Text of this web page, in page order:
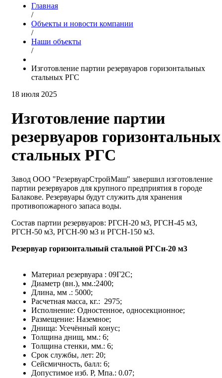
Главная
/
Объекты и новости компании
/
Наши объекты
/
Изготовление партии резервуаров горизонтальных
стальных РГС
18 июля 2025
Изготовление партии
резервуаров горизонтальных
стальных РГС
Завод ООО "РезервуарСтройМаш" завершил изготовление
партии резервуаров для крупного предприятия в городе
Балакове. Резервуары будут служить для хранения
противопожарного запаса воды.
Состав партии резервуаров: РГСН-20 м3, РГСН-45 м3,
РГСН-50 м3, РГСН-90 м3 и РГСН-150 м3.
Резервуар горизонтальный стальной РГСн-20 м3
Материал резервуара : 09Г2С;
Диаметр (вн.), мм.:2400;
Длина, мм .: 5000;
Расчетная масса, кг.: 2975;
Исполнение: Одностенное, односекционное;
Размещение: Наземное;
Днища: Усечённый конус;
Толщина днищ, мм.: 6;
Толщина стенки, мм.: 6;
Срок службы, лет: 20;
Сейсмичность, балл: 6;
Допустимое изб. Р, Мпа.: 0.07;